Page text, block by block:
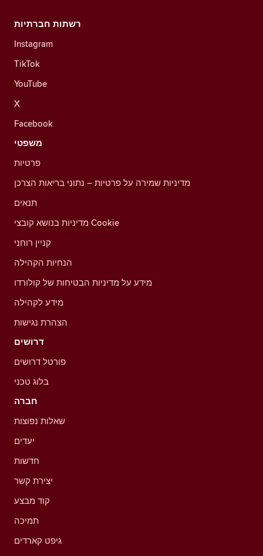
רשתות חברתיות
Instagram
TikTok
YouTube
X
Facebook
משפטי
פרטיות
מדיניות שמירה על פרטיות – נתוני בריאות הצרכן
תנאים
מדיניות בנושא קובצי Cookie
קניין רוחני
הנחיות הקהילה
מידע על מדיניות הבטיחות של קולורדו
מידע לקהילה
הצהרת נגישות
דרושים
פורטל דרושים
בלוג טכני
חברה
שאלות נפוצות
יעדים
חדשות
יצירת קשר
קוד מבצע
תמיכה
גיפט קארדים